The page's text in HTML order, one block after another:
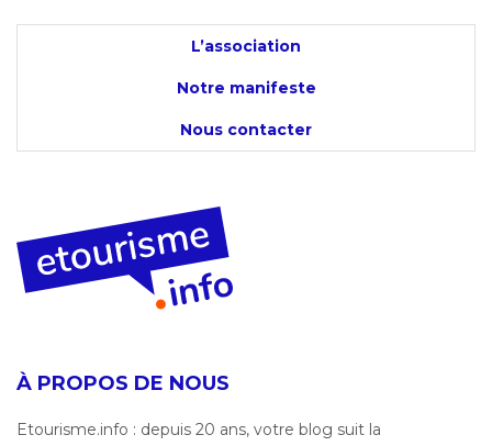
L’association
Notre manifeste
Nous contacter
À PROPOS DE NOUS
Etourisme.info : depuis 20 ans, votre blog suit la